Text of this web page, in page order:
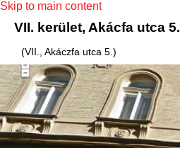
Skip to main content
VII. kerület, Akácfa utca 5.
(VII., Akáczfa utca 5.)